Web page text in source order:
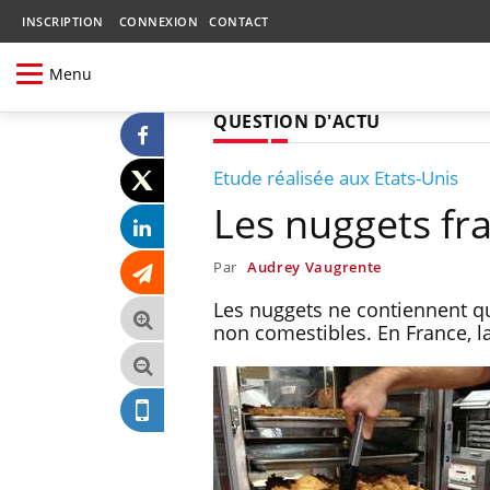
INSCRIPTION CONNEXION CONTACT
Menu
QUESTION D'ACTU
Etude réalisée aux Etats-Unis
Les nuggets
Par Audrey Vaugrente
Les nuggets ne contiennent
non comestibles. En France,